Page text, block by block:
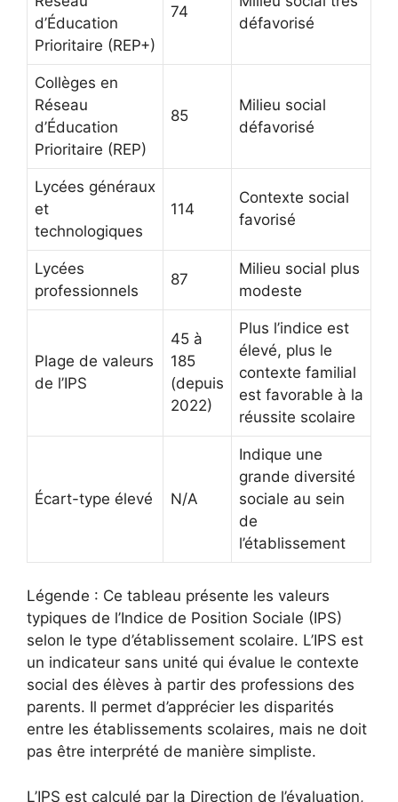
d’Éducation
Prioritaire (REP+)
74
défavorisé
Collèges en
Réseau
d’Éducation
Prioritaire (REP)
85
Milieu social
défavorisé
Lycées généraux
et
technologiques
114
Contexte social
favorisé
Lycées
professionnels
87
Milieu social plus
modeste
Plage de valeurs
de l’IPS
45 à
185
(depuis
2022)
Plus l’indice est
élevé, plus le
contexte familial
est favorable à la
réussite scolaire
Écart-type élevé N/A
Indique une
grande diversité
sociale au sein
de
l’établissement
Légende : Ce tableau présente les valeurs
typiques de l’Indice de Position Sociale (IPS)
selon le type d’établissement scolaire. L’IPS est
un indicateur sans unité qui évalue le contexte
social des élèves à partir des professions des
parents. Il permet d’apprécier les disparités
entre les établissements scolaires, mais ne doit
pas être interprété de manière simpliste.
L’IPS est calculé par la Direction de l’évaluation,